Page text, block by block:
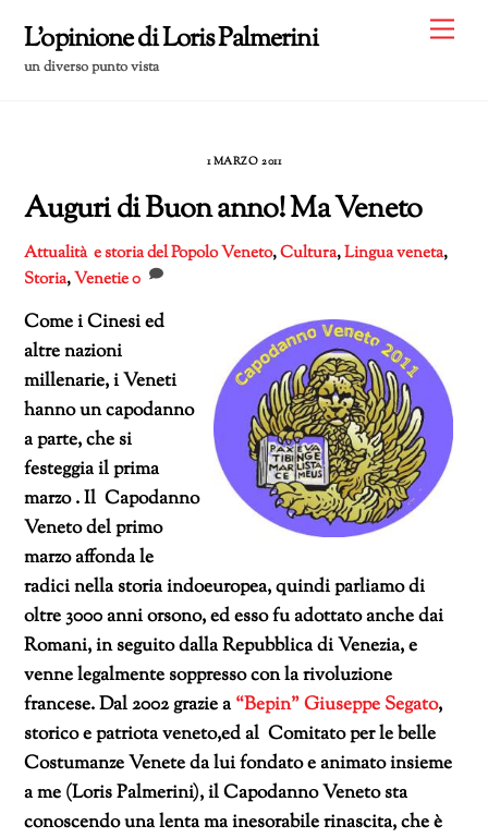
content
L'opinione di Loris Palmerini
un diverso punto vista
1 MARZO 2011
Auguri di Buon anno! Ma Veneto
Attualità e storia del Popolo Veneto,Cultura,Lingua veneta,
Storia,Venetie0
Come i Cinesi ed
altre nazioni
millenarie, i Veneti
hanno un capodanno
a parte, che si
festeggia il prima
marzo . Il Capodanno
Veneto del primo
marzo affonda le
radici nella storia indoeuropea, quindi parliamo di
oltre 3000 anni orsono, ed esso fu adottato anche dai
Romani, in seguito dalla Repubblica di Venezia, e
venne legalmente soppresso con la rivoluzione
francese. Dal 2002 grazie a “Bepin” Giuseppe Segato,
storico e patriota veneto,ed al Comitato per le belle
Costumanze Venete da lui fondato e animato insieme
a me (Loris Palmerini), il Capodanno Veneto sta
conoscendo una lenta ma inesorabile rinascita, che è